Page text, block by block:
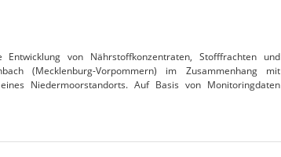
von Nährstoffkonzentraten, Stofffrachten und
(Mecklenburg-Vorpommern) im Zusammenhang mit
Niedermoorstandorts. Auf Basis von Monitoringdaten